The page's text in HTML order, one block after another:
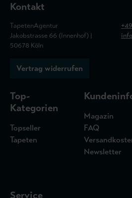
Kontakt
TapetenAgentur
Jakobstrasse 66 (Innenhof) |
50678 Köln
Vertrag widerrufen
Top-
Kategorien
Topseller
Tapeten
Magazin
FAQ
Newsletter
Service